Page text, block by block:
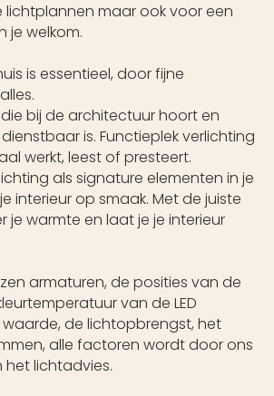
lichtplannen maar ook voor een
je welkom.
is essentieel, door fijne
bij de architectuur hoort en
is. Functieplek verlichting
werkt, leest of presteert.
als signature elementen in je
interieur op smaak. Met de juiste
je warmte en laat je je interieur
armaturen, de posities van de
van de LED
waarde, de lichtopbrengst, het
alle factoren wordt door ons
lichtadvies.